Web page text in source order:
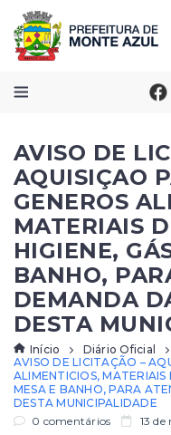
AVISO DE
AQUISIÇAO
GENEROS
MATERIAIS
HIGIENE,
BANHO,
DEMANDA
DESTA
Início
Diário Oficial
AVISO DE LICITAÇÃO –
ALIMENTICIOS,
MESA E BANHO, PARA
DESTA MUNICIPALIDADE
0 comentários
13